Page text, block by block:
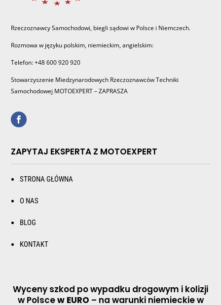
Rzeczoznawcy Samochodowi, biegli sądowi w Polsce i Niemczech.
Rozmowa w języku polskim, niemieckim, angielskim:
Telefon: +48 600 920 920
Stowarzyszenie Miedzynarodowych Rzeczoznawców Techniki
Samochodowej MOTOEXPERT – ZAPRASZA
ZAPYTAJ EKSPERTA Z MOTOEXPERT
STRONA GŁÓWNA
O NAS
BLOG
KONTAKT
Wyceny szkod po wypadku drogowym i kolizji
w Polscew EURO – na warunki niemieckie w